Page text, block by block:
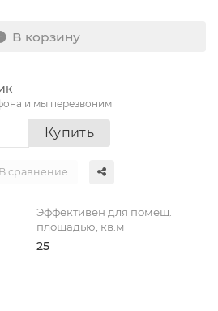
В корзину
и мы перезвоним
Купить
В сравнение
Эффективен для помещ.
площадью, кв.м
25